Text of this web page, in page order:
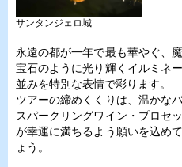
サンタンジェロ城
永遠の都が一年で最も華やぐ、
宝石のように光り輝くイルミネ
並みを特別な表情で彩ります。
ツアーの締めくくりは、温かな
スパークリングワイン・プロセ
が幸運に満ちるよう願いを込め
ょう。